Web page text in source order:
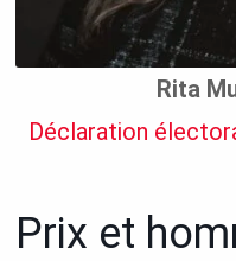
Rita
Déclaration
Prix et